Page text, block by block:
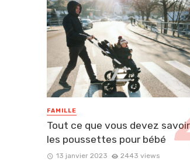
FAMILLE
Tout ce que vous devez
les poussettes pour bébé
13 janvier 2023 2443 views